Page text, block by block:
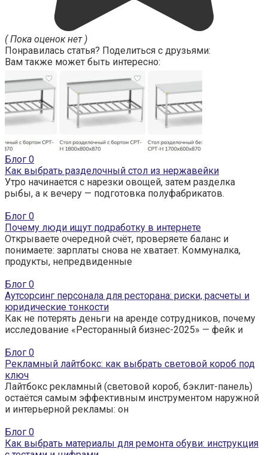
( Пока оценок нет )
Понравилась статья? Поделиться с друзьями:
Вам также может быть интересно:
Блог 0
Как выбрать разделочный стол из нержавейки
Утро начинается с нарезки овощей, затем разделка
рыбы, а к вечеру — подготовка полуфабрикатов.
Блог 0
Почему люди ищут подработку в интернете
Открываете очередной счёт, проверяете баланс и
понимаете: зарплаты снова не хватает. Коммуналка,
продукты, непредвиденные
Блог 0
Аутсорсинг персонала для ресторана: риски, расчеты и
юридические тонкости
Как не потерять деньги на аренде сотрудников, почему
исследование «Ресторанный бизнес-2025» — фейк и
Блог 0
Рекламный лайтбокс: как выбрать световой короб под
ключ
Лайтбокс рекламный (световой короб, бэклит-панель)
остаётся самым эффективным инструментом наружной
и интерьерной рекламы: он
Блог 0
Как выбрать материалы для ремонта обуви: инструкция